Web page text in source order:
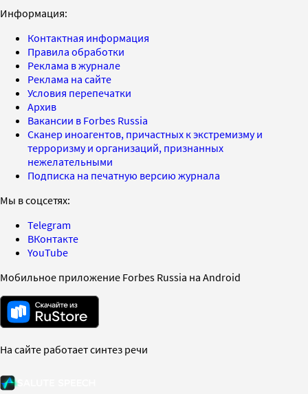
Информация:
Контактная информация
Правила обработки
Реклама в журнале
Реклама на сайте
Условия перепечатки
Архив
Вакансии в Forbes Russia
Сканер иноагентов, причастных к экстремизму и
терроризму и организаций, признанных
нежелательными
Подписка на печатную версию журнала
Мы в соцсетях:
Telegram
ВКонтакте
YouTube
Мобильное приложение Forbes Russia на Android
На сайте работает синтез речи